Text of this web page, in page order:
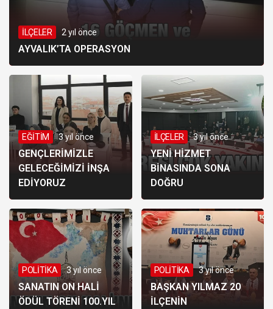
İLÇELER 2 yıl önce
AYVALIK’TA OPERASYON
EĞİTİM 3 yıl önce
GENÇLERİMİZLE
GELECEĞİMİZİ İNŞA
EDİYORUZ
İLÇELER 3 yıl önce
YENİ HİZMET
BİNASINDA SONA
DOĞRU
POLİTİKA 3 yıl önce
SANATIN ON HALİ
ÖDÜL TÖRENİ 100.YIL
POLİTİKA 3 yıl önce
BAŞKAN YILMAZ 20
İLÇENİN